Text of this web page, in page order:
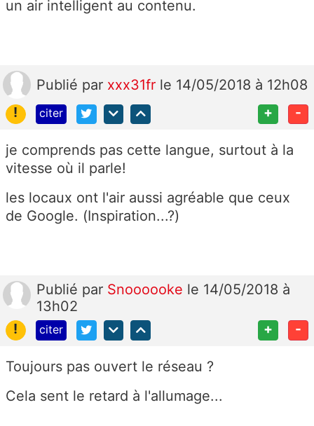
un air intelligent au contenu.
Publié par xxx31fr le 14/05/2018 à 12h08
!
citer + -
je comprends pas cette langue, surtout à la
vitesse où il parle!
les locaux ont l'air aussi agréable que ceux
de Google. (Inspiration...?)
Publié par Snoooooke le 14/05/2018 à
13h02
!
citer + -
Toujours pas ouvert le réseau ?
Cela sent le retard à l'allumage...